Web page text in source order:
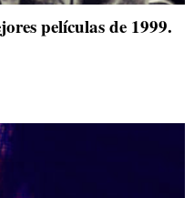
películas de 1999.